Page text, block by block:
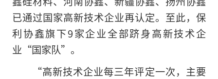
已通过国家高新技术企业再认定。至此，保
利协鑫旗下9家企业全部跻身高新技术企
业“国家队”。
“高新技术企业每三年评定一次，主要